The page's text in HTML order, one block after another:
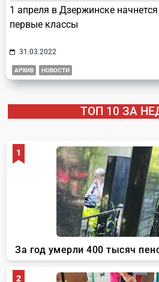
1 апреля в Дзержинске
первые классы
31.03.2022
АРХИВ НОВОСТИ
ТОП 10 ЗА